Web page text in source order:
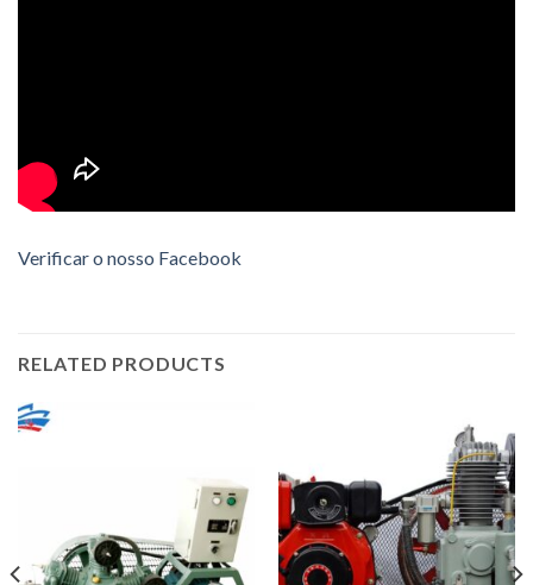
Verificar o nosso Facebook
RELATED PRODUCTS